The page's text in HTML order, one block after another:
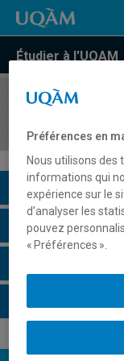
Étudier à l'UQAM
COURS//
Description du
Horaire - Été
Préférences en
Nous utilisons des
informations qui
expérience sur le
d’analyser les
pouvez
« Préférences ».